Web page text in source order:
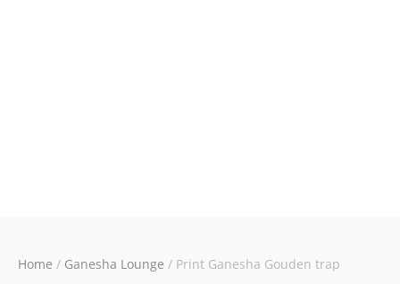
Home / Ganesha Lounge / Print Ganesha Gouden trap